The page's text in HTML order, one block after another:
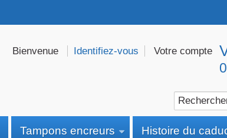
Bienvenue Identifiez-vous Votre compte
0
Tampons encreurs Histoire du